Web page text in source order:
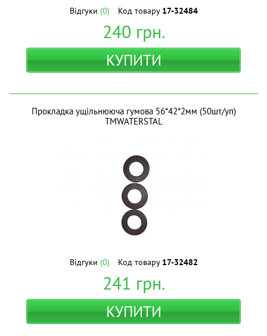
Відгуки (0) Код товару 17-32484
240 грн.
КУПИТИ
Прокладка ущільнююча гумова 56*42*2мм (50шт/уп)
ТМWATERSTAL
Відгуки (0) Код товару 17-32482
241 грн.
КУПИТИ